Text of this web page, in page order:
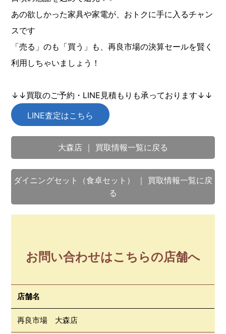
あの欲しかった家具や家電が、おトクに手に入るチャン
スです
「売る」のも「買う」も、再良市場の決算セールを賢く
利用しちゃいましょう！
↓↓買取のご予約・LINE見積もりも承っております↓↓
LINE査定はこちら
大森店 ｜ 買取情報一覧に戻る
ダイニングセット（食卓セット） ｜ 買取情報一覧に戻
る
お問い合わせはこちらの店舗へ
店舗名
再良市場 大森店